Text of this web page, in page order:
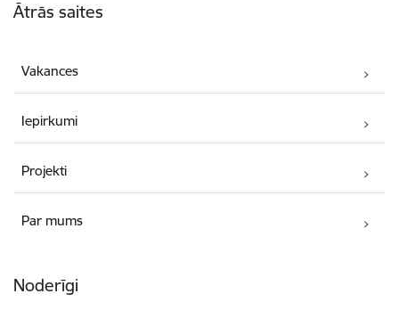
Ātrās saites
Vakances
Iepirkumi
Projekti
Par mums
Noderīgi